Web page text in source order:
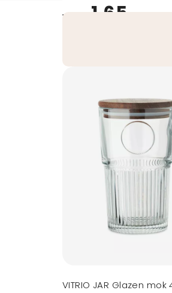
vanaf 1,65
VITRIO JAR Glazen mok